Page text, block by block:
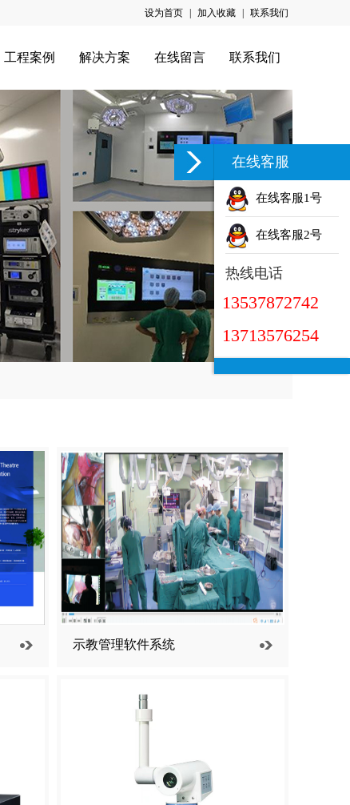
设为首页 加入收藏 联系我们
工程案例 解决方案 在线留言 联系我们
示教管理软件系统
在线客服
在线客服1号
在线客服2号
热线电话
13537872742
13713576254